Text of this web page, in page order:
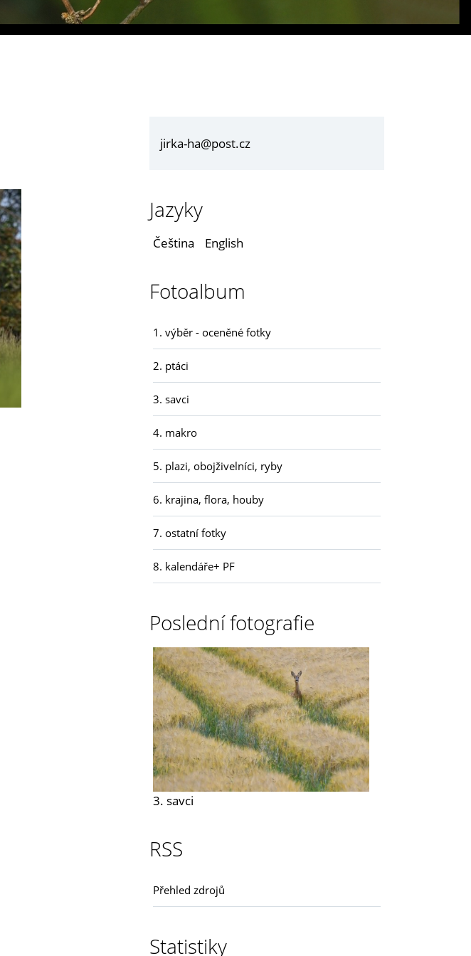
jirka-ha@post.cz
Jazyky
Čeština English
Fotoalbum
1. výběr - oceněné fotky
2. ptáci
3. savci
4. makro
5. plazi, obojživelníci, ryby
6. krajina, flora, houby
7. ostatní fotky
8. kalendáře+ PF
Poslední fotografie
3. savci
RSS
Přehled zdrojů
Statistiky